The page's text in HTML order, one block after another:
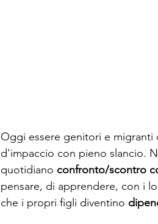
Oggi essere genitori e
d'impaccio con pieno slancio.
quotidiano confronto/scontro
pensare, di apprendere, con i
che i propri figli diventino